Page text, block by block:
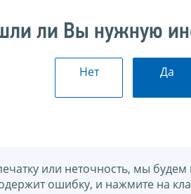
ли Вы нужную
Нет Да
или неточность, мы
ошибку, и нажмите на